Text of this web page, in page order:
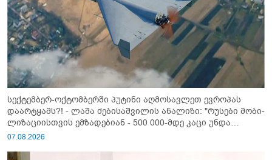
სექტემბერ-ოქტომბერში პუტინი აღმოსავლეთ ევროპას
დაარტყამს?! - ლაშა ძებისაშვილის ანალიზი: "რუსები მობი­
ლიზაციისთვის ემზადებიან - 500 000-მდე კაცი უნდა
გაიწვიონ ომში"
07.08.2026